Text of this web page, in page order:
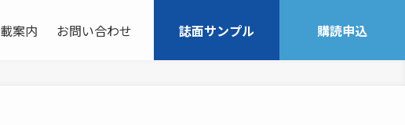
案内 お問い合わせ 誌面サンプル 購読申込